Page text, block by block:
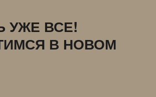
УЖЕ ВСЕ!
В НОВОМ